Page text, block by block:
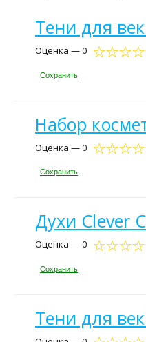
Тени для
Оценка — 0
Сохранить
Набор
Оценка — 0
Сохранить
Духи Clever
Оценка — 0
Сохранить
Тени для